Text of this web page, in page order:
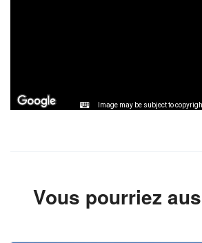
Image may be subject to
Vous pourriez